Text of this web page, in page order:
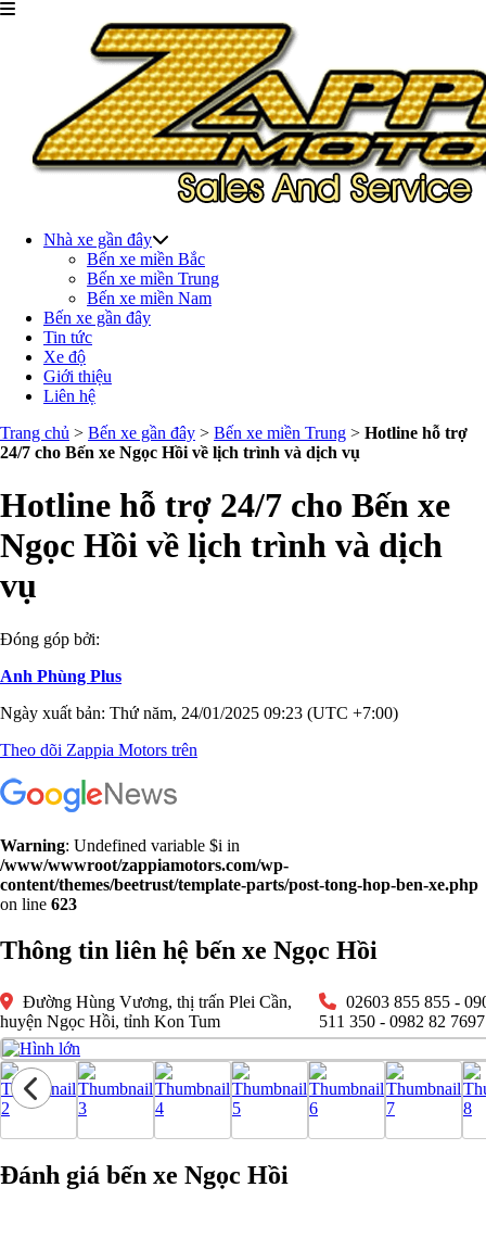
Nhà xe gần đây
Bến xe miền Bắc
Bến xe miền Trung
Bến xe miền Nam
Bến xe gần đây
Tin tức
Xe độ
Giới thiệu
Liên hệ
Trang chủ > Bến xe gần đây > Bến xe miền Trung > Hotline hỗ trợ
24/7 cho Bến xe Ngọc Hồi về lịch trình và dịch vụ
Hotline hỗ trợ 24/7 cho Bến xe
Ngọc Hồi về lịch trình và dịch
vụ
Đóng góp bởi:
Anh Phùng Plus
Ngày xuất bản: Thứ năm, 24/01/2025 09:23 (UTC +7:00)
Theo dõi Zappia Motors trên
Warning: Undefined variable $i in
/www/wwwroot/zappiamotors.com/wp-
content/themes/beetrust/template-parts/post-tong-hop-ben-xe.php
on line 623
Thông tin liên hệ bến xe Ngọc Hồi
Đường Hùng Vương, thị trấn Plei Cần,
huyện Ngọc Hồi, tỉnh Kon Tum
02603 855 855 -
511 350 - 0982 82 7697
Đánh giá bến xe Ngọc Hồi